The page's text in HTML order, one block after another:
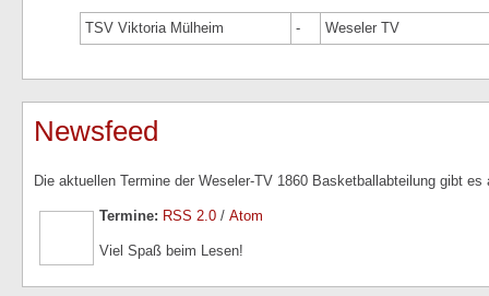
TSV Viktoria Mülheim - Weseler TV
Newsfeed
Die aktuellen Termine der Weseler-TV 1860 Basketballabteilung gibt
Termine: RSS 2.0 / Atom
Viel Spaß beim Lesen!